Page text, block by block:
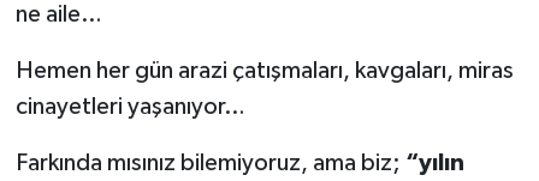
ne aile…
Hemen her gün arazi çatışmaları, kavgaları, miras
cinayetleri yaşanıyor…
Farkında mısınız bilemiyoruz, ama biz; “yılın